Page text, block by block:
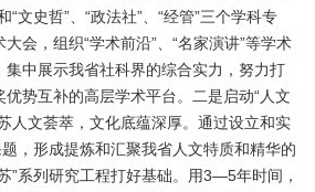
“文史哲”、“政法社”、“经管”三个学科专
会，组织“学术前沿”、“名家演讲”等学术
中展示我省社科界的综合实力，努力打
势互补的高层学术平台。二是启动“人文
人文荟萃，文化底蕴深厚。通过设立和实
，形成提炼和汇聚我省人文特质和精华的
”系列研究工程打好基础。用3—5年时间，